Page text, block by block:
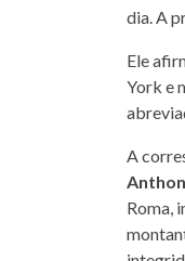
dia. A
Ele
York e
A
Roma,